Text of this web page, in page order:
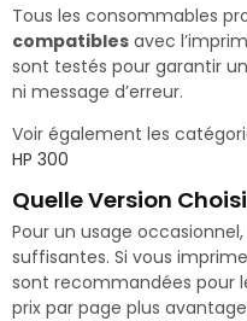
Tous les consommables
compatibles avec
sont testés pour garantir
ni message d’erreur.
Voir également les
HP 300
Quelle Version
Pour un usage
suffisantes. Si vous
sont recommandées pour
prix par page plus